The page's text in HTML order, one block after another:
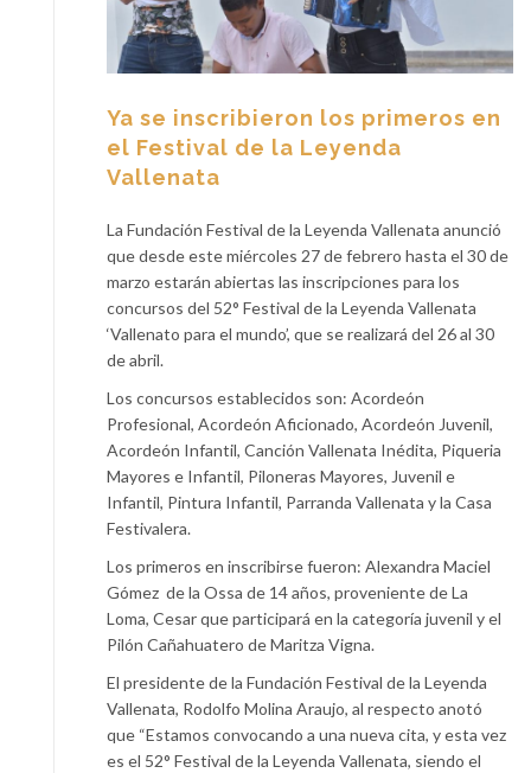
Ya se inscribieron los primeros en
el Festival de la Leyenda
Vallenata
La Fundación Festival de la Leyenda Vallenata anunció
que desde este miércoles 27 de febrero hasta el 30 de
marzo estarán abiertas las inscripciones para los
concursos del 52° Festival de la Leyenda Vallenata
‘Vallenato para el mundo’, que se realizará del 26 al 30
de abril.
Los concursos establecidos son: Acordeón
Profesional, Acordeón Aficionado, Acordeón Juvenil,
Acordeón Infantil, Canción Vallenata Inédita, Piqueria
Mayores e Infantil, Piloneras Mayores, Juvenil e
Infantil, Pintura Infantil, Parranda Vallenata y la Casa
Festivalera.
Los primeros en inscribirse fueron: Alexandra Maciel
Gómez de la Ossa de 14 años, proveniente de La
Loma, Cesar que participará en la categoría juvenil y el
Pilón Cañahuatero de Maritza Vigna.
El presidente de la Fundación Festival de la Leyenda
Vallenata, Rodolfo Molina Araujo, al respecto anotó
que “Estamos convocando a una nueva cita, y esta vez
es el 52° Festival de la Leyenda Vallenata, siendo el